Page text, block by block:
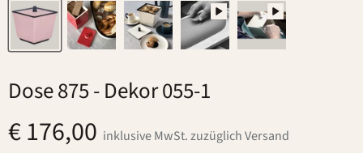
Dose 875- Dekor 055-1
€ 176,00 inklusive MwSt. zuzüglich Versand